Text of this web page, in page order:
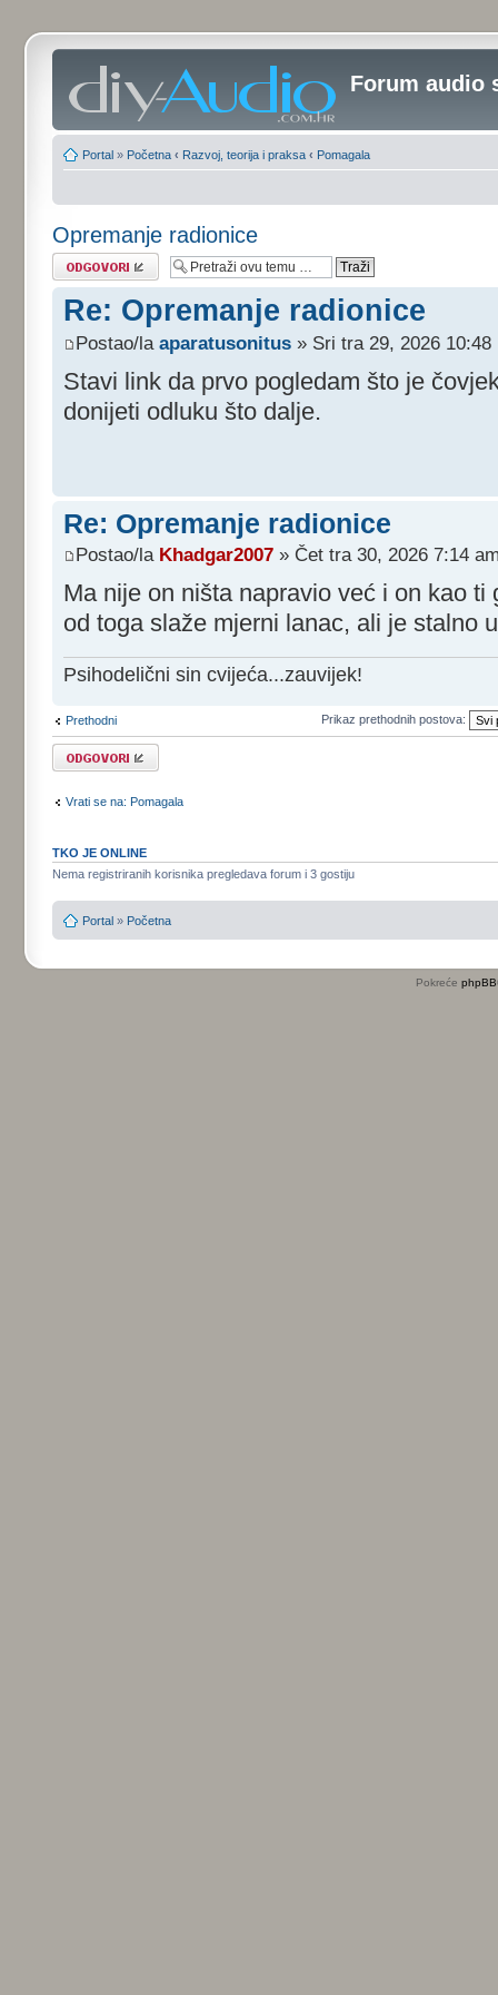
Forum audio
Portal » Početna ‹ Razvoj, teorija i praksa ‹ Pomagala
Opremanje radionice
Odgovori
Re: Opremanje radionice
Postao/la aparatusonitus » Sri tra 29, 2026 10:48
Stavi link da prvo pogledam što je
donijeti odluku što dalje.
Re: Opremanje radionice
Postao/la Khadgar2007 » Čet tra 30, 2026 7:14
Ma nije on ništa napravio već i on kao
od toga slaže mjerni lanac, ali je stalno
Psihodelični sin cvijeća...zauvijek!
Prethodni Prikaz prethodnih postova:
Odgovori
Vrati se na: Pomagala
TKO JE ONLINE
Nema registriranih korisnika pregledava forum i 3 gostiju
Portal » Početna
Pokreće phpBB